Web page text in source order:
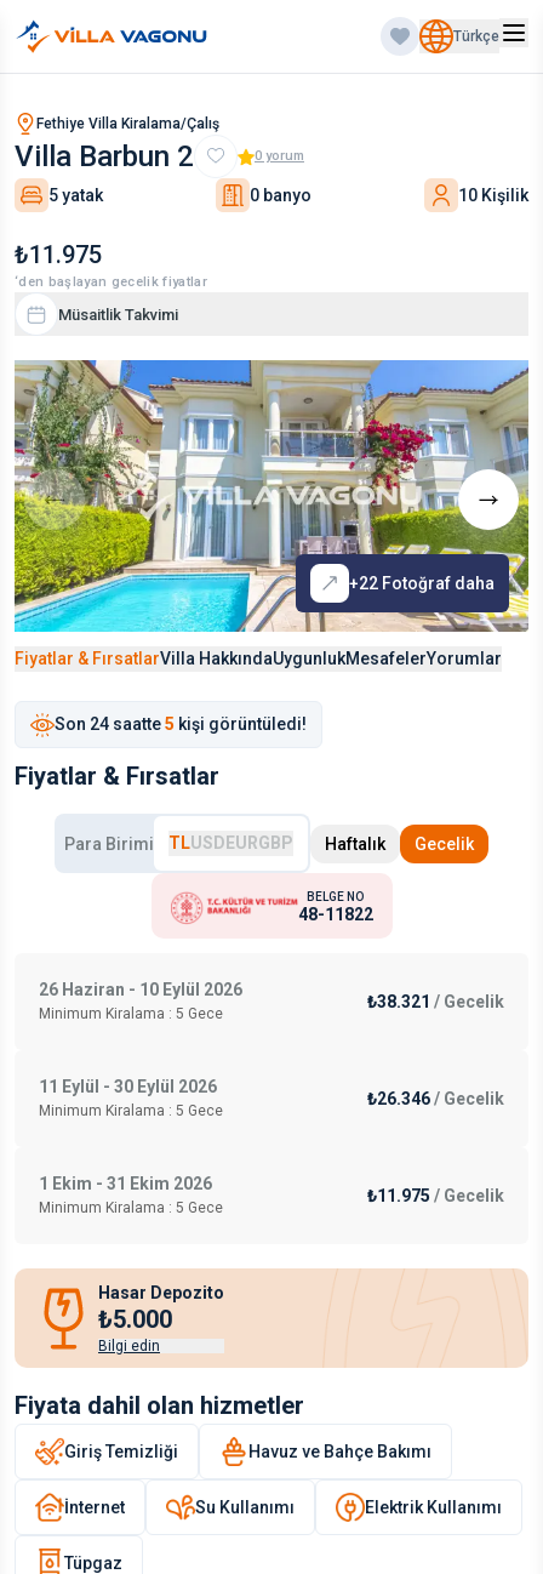
Türkçe
Fethiye Villa Kiralama/Çalış
Villa Barbun 2 0 yorum
5 yatak 0 banyo 10 Kişilik
₺11.975
‘den başlayan gecelik fiyatlar
Müsaitlik Takvimi
+22 Fotoğraf daha
Fiyatlar & FırsatlarVilla HakkındaUygunlukMesafelerYorumlar
Son 24 saatte5 kişi görüntüledi!
Fiyatlar & Fırsatlar
Para Birimi TLUSD EURGBP Haftalık Gecelik
BELGE NO
48-11822
26 Haziran - 10 Eylül 2026
Minimum Kiralama : 5 Gece
₺38.321 / Gecelik
11 Eylül - 30 Eylül 2026
Minimum Kiralama : 5 Gece
₺26.346/ Gecelik
1 Ekim - 31 Ekim 2026
Minimum Kiralama : 5 Gece
₺11.975 / Gecelik
Hasar Depozito
₺5.000
Bilgi edin
Fiyata dahil olan hizmetler
Giriş Temizliği Havuz ve Bahçe Bakımı
İnternet Su Kullanımı Elektrik Kullanımı
Tüpgaz